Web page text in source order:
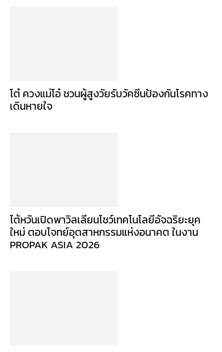
โต๋ ควงแม่โอ๋ ชวนผู้สูงวัยรับวัคซีนป้องกันโรคทาง
เดินหายใจ
ไต้หวันเปิดพาวิลเลียนโชว์เทคโนโลยีอัจฉริยะยุค
ใหม่ ตอบโจทย์อุตสาหกรรมแห่งอนาคต ในงาน
PROPAK ASIA 2026